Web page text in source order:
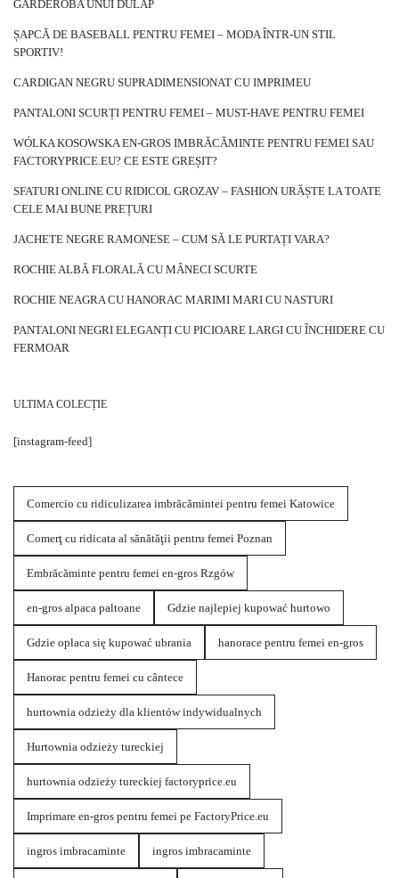
GARDEROBA UNUI DULAP
ȘAPCĂ DE BASEBALL PENTRU FEMEI – MODA ÎNTR-UN STIL
SPORTIV!
CARDIGAN NEGRU SUPRADIMENSIONAT CU IMPRIMEU
PANTALONI SCURȚI PENTRU FEMEI – MUST-HAVE PENTRU FEMEI
WÓLKA KOSOWSKA EN-GROS IMBRĂCĂMINTE PENTRU FEMEI SAU
FACTORYPRICE.EU? CE ESTE GREȘIT?
SFATURI ONLINE CU RIDICOL GROZAV – FASHION URĂȘTE LA TOATE
CELE MAI BUNE PREȚURI
JACHETE NEGRE RAMONESE – CUM SĂ LE PURTAȚI VARA?
ROCHIE ALBĂ FLORALĂ CU MÂNECI SCURTE
ROCHIE NEAGRA CU HANORAC MARIMI MARI CU NASTURI
PANTALONI NEGRI ELEGANȚI CU PICIOARE LARGI CU ÎNCHIDERE CU
FERMOAR
ULTIMA COLECȚIE
[instagram-feed]
Comercio cu ridiculizarea imbrăcămintei pentru femei Katowice
Comerţ cu ridicata al sănătăţii pentru femei Poznan
Embrăcăminte pentru femei en-gros Rzgów
en-gros alpaca paltoane Gdzie najlepiej kupować hurtowo
Gdzie opłaca się kupować ubrania hanorace pentru femei en-gros
Hanorac pentru femei cu cântece
hurtownia odzieży dla klientów indywidualnych
Hurtownia odzieży tureckiej
hurtownia odzieży tureckiej factoryprice.eu
Imprimare en-gros pentru femei pe FactoryPrice.eu
ingros imbracaminte ingros imbracaminte